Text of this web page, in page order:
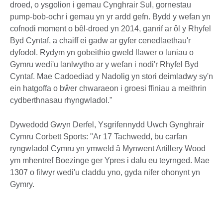
droed, o ysgolion i gemau Cynghrair Sul, gornestau
pump-bob-ochr i gemau yn yr ardd gefn. Bydd y wefan yn
cofnodi moment o bêl-droed yn 2014, ganrif ar ôl y Rhyfel
Byd Cyntaf, a chaiff ei gadw ar gyfer cenedlaethau'r
dyfodol. Rydym yn gobeithio gweld llawer o luniau o
Gymru wedi'u lanlwytho ar y wefan i nodi'r Rhyfel Byd
Cyntaf. Mae Cadoediad y Nadolig yn stori deimladwy sy'n
ein hatgoffa o bŵer chwaraeon i groesi ffiniau a meithrin
cydberthnasau rhyngwladol."
Dywedodd Gwyn Derfel, Ysgrifennydd Uwch Gynghrair
Cymru Corbett Sports: "Ar 17 Tachwedd, bu carfan
ryngwladol Cymru yn ymweld â Mynwent Artillery Wood
ym mhentref Boezinge ger Ypres i dalu eu teyrnged. Mae
1307 o filwyr wedi'u claddu yno, gyda nifer ohonynt yn
Gymry.